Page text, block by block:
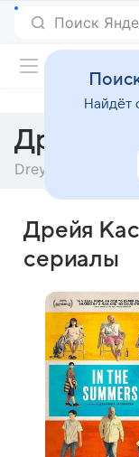
Поиск
Дрейя
Dreya Castillo
Дрейя
сериалы
Найдёт